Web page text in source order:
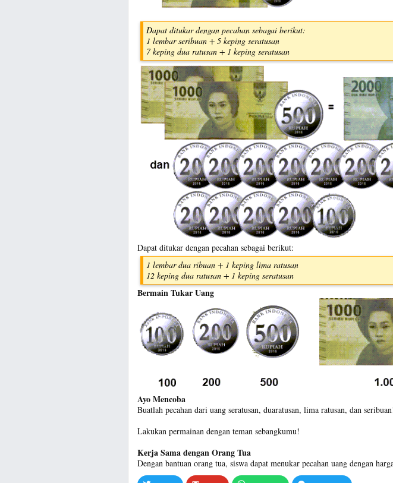
Dapat ditukar dengan pecahan sebagai berikut:
1 lembar seribuan + 5 keping seratusan
7 keping dua ratusan + 1 keping seratusan
Dapat ditukar dengan pecahan sebagai berikut:
1 lembar dua ribuan + 1 keping lima ratusan
12 keping dua ratusan + 1 keping seratusan
Bermain Tukar Uang
Ayo Mencoba
Buatlah pecahan dari uang seratusan, duaratusan, lima ratusan, dan
Lakukan permainan dengan teman sebangkumu!
Kerja Sama dengan Orang Tua
Dengan bantuan orang tua, siswa dapat menukar pecahan uang dengan